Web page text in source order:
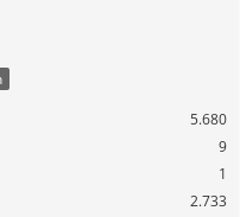
5.680
9
1
2.733